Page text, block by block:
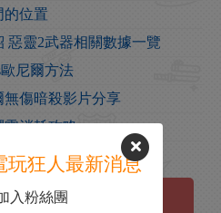
的位置
惡靈2武器相關數據一覽
尼爾方法
無傷暗殺影片分享
零消耗攻略
入侵2
玩狂人最新消息
入粉絲團